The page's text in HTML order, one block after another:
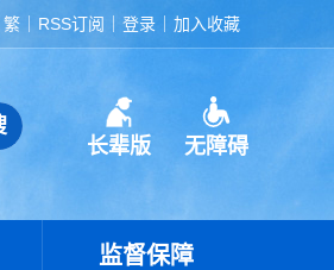
繁 RSS订阅 登录 加入收藏
长辈版 无障碍
监督保障